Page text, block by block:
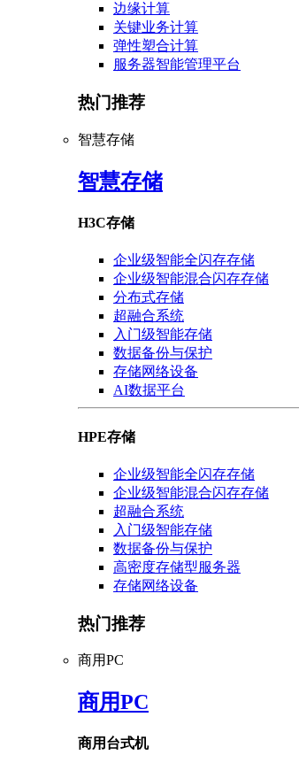
边缘计算
关键业务计算
弹性塑合计算
服务器智能管理平台
热门推荐
智慧存储
智慧存储
H3C存储
企业级智能全闪存存储
企业级智能混合闪存存储
分布式存储
超融合系统
入门级智能存储
数据备份与保护
存储网络设备
AI数据平台
HPE存储
企业级智能全闪存存储
企业级智能混合闪存存储
超融合系统
入门级智能存储
数据备份与保护
高密度存储型服务器
存储网络设备
热门推荐
商用PC
商用PC
商用台式机